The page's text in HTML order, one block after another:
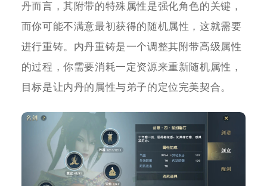
丹而言，其附带的特殊属性是强化角色的关键，
而你可能不满意最初获得的随机属性，这就需要
进行重铸。内丹重铸是一个调整其附带高级属性
的过程，你需要消耗一定资源来重新随机属性，
目标是让内丹的属性与弟子的定位完美契合。